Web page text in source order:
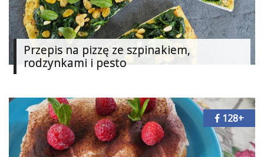
Przepis na pizzę ze szpinakiem,
rodzynkami i pesto
128+